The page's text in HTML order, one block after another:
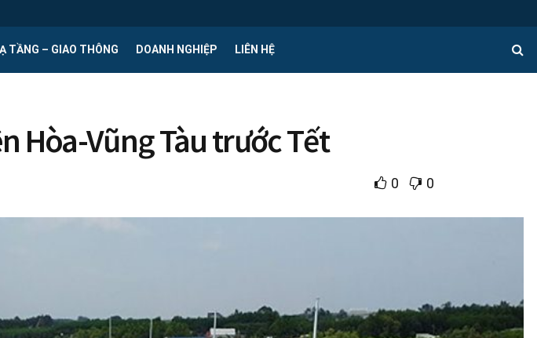
TẦNG – GIAO THÔNG DOANH NGHIỆP LIÊN HỆ
Hòa-Vũng Tàu trước Tết
0 0